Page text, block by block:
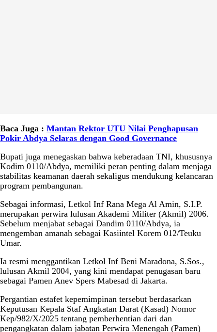
Baca Juga : Mantan Rektor UTU Nilai Penghapusan
Pokir Abdya Selaras dengan Good Governance
Bupati juga menegaskan bahwa keberadaan TNI, khususnya
Kodim 0110/Abdya, memiliki peran penting dalam menjaga
stabilitas keamanan daerah sekaligus mendukung kelancaran
program pembangunan.
Sebagai informasi, Letkol Inf Rana Mega Al Amin, S.I.P.
merupakan perwira lulusan Akademi Militer (Akmil) 2006.
Sebelum menjabat sebagai Dandim 0110/Abdya, ia
mengemban amanah sebagai Kasiintel Korem 012/Teuku
Umar.
Ia resmi menggantikan Letkol Inf Beni Maradona, S.Sos.,
lulusan Akmil 2004, yang kini mendapat penugasan baru
sebagai Pamen Anev Spers Mabesad di Jakarta.
Pergantian estafet kepemimpinan tersebut berdasarkan
Keputusan Kepala Staf Angkatan Darat (Kasad) Nomor
Kep/982/X/2025 tentang pemberhentian dari dan
pengangkatan dalam jabatan Perwira Menengah (Pamen)